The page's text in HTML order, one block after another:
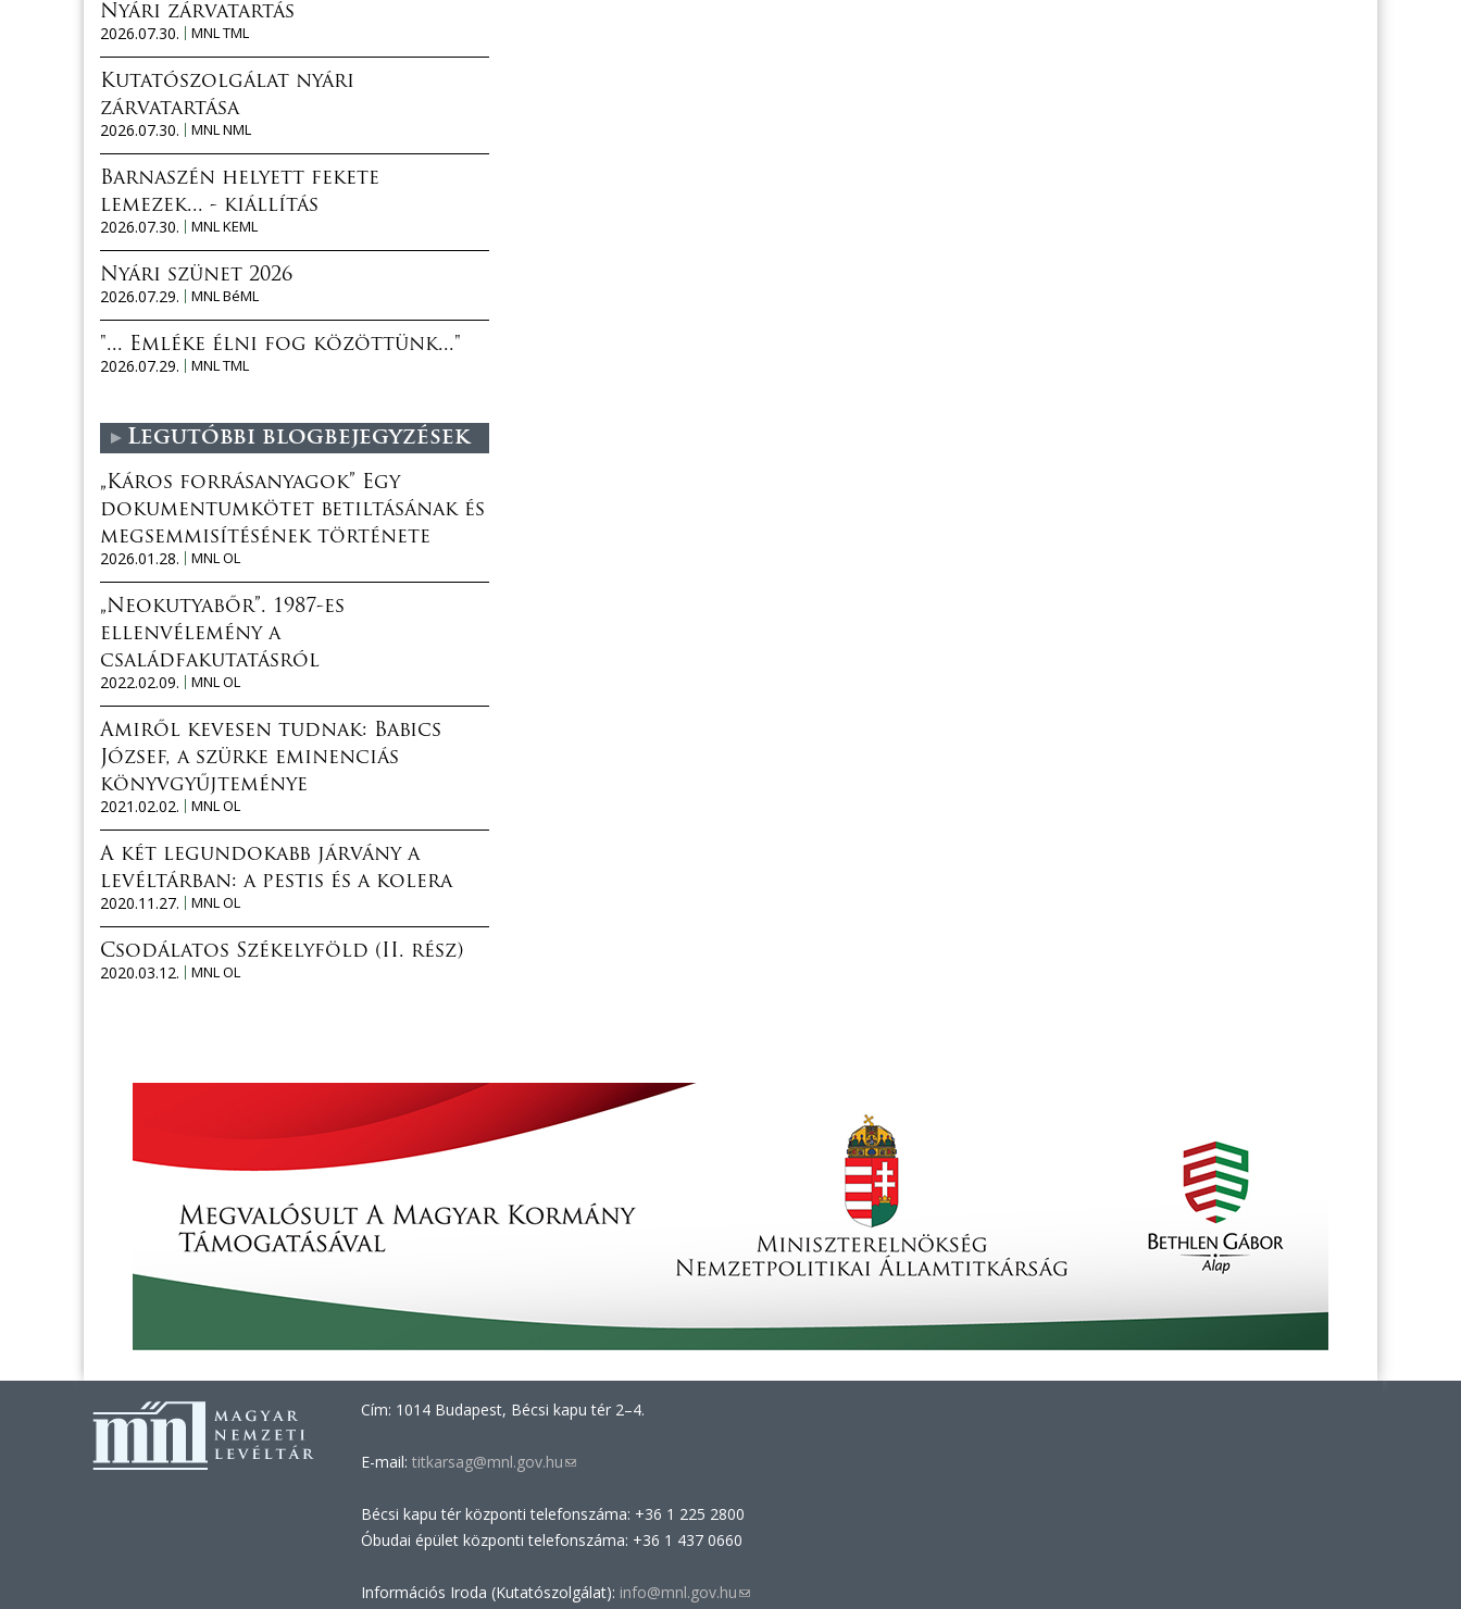
Nyári zárvatartás
2026.07.30.
MNL TML
Kutatószolgálat nyári
zárvatartása
2026.07.30.
MNL NML
Barnaszén helyett fekete
lemezek... - kiállítás
2026.07.30.
MNL KEML
Nyári szünet 2026
2026.07.29.
MNL BéML
"... Emléke élni fog közöttünk..."
2026.07.29.
MNL TML
Legutóbbi blogbejegyzések
„Káros forrásanyagok” Egy
dokumentumkötet betiltásának és
megsemmisítésének története
2026.01.28.
MNL OL
„Neokutyabőr”. 1987-es
ellenvélemény a
családfakutatásról
2022.02.09.
MNL OL
Amiről kevesen tudnak: Babics
József, a szürke eminenciás
könyvgyűjteménye
2021.02.02.
MNL OL
A két legundokabb járvány a
levéltárban: a pestis és a kolera
2020.11.27.
MNL OL
Csodálatos Székelyföld (II. rész)
2020.03.12.
MNL OL
Cím: 1014 Budapest, Bécsi kapu tér 2–4.
E-mail: titkarsag@mnl.gov.hu(link
e-
mail)
Bécsi kapu tér központi telefonszáma: +36 1 225 2800
Óbudai épület központi telefonszáma: +36 1 437 0660
Információs Iroda (Kutatószolgálat): info@mnl.gov.hu(link